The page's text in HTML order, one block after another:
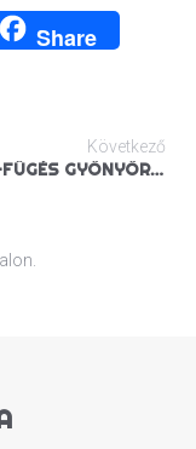
Share
Következő
ALMÁS-FÜGÉS GYÖNYÖRŰSÉGEK